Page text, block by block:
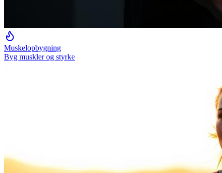
Muskelopbygning
Byg muskler og styrke